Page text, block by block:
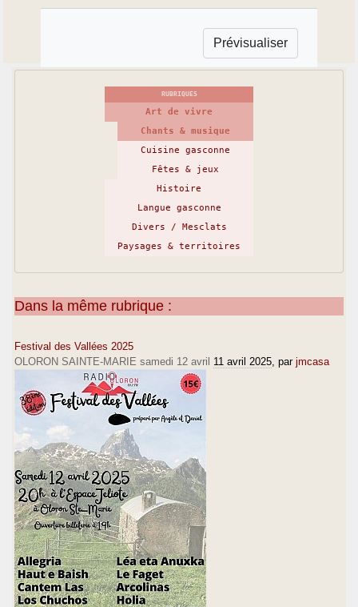
RUBRIQUES
Art de vivre
Chants & musique
Cuisine gasconne
Fêtes & jeux
Histoire
Langue gasconne
Divers / Mesclats
Paysages & territoires
Dans la même rubrique :
Festival des Vallées 2025
OLORON SAINTE-MARIE samedi 12 avril 11 avril 2025 , par jmcasa